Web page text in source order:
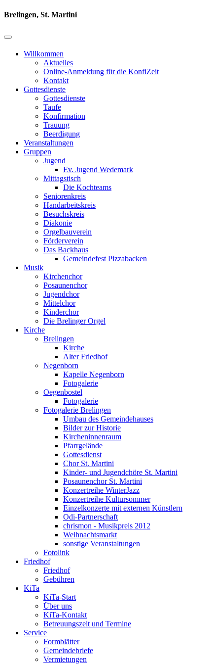
Brelingen, St. Martini
Willkommen
Aktuelles
Online-Anmeldung für die KonfiZeit
Kontakt
Gottesdienste
Gottesdienste
Taufe
Konfirmation
Trauung
Beerdigung
Veranstaltungen
Gruppen
Jugend
Ev. Jugend Wedemark
Mittagstisch
Die Kochteams
Seniorenkreis
Handarbeitskreis
Besuchskreis
Diakonie
Orgelbauverein
Förderverein
Das Backhaus
Gemeindefest Pizzabacken
Musik
Kirchenchor
Posaunenchor
Jugendchor
Mittelchor
Kinderchor
Die Brelinger Orgel
Kirche
Brelingen
Kirche
Alter Friedhof
Negenborn
Kapelle Negenborn
Fotogalerie
Oegenbostel
Fotogalerie
Fotogalerie Brelingen
Umbau des Gemeindehauses
Bilder zur Historie
Kircheninnenraum
Pfarrgelände
Gottesdienst
Chor St. Martini
Kinder- und Jugendchöre St. Martini
Posaunenchor St. Martini
Konzertreihe WinterJazz
Konzertreihe Kultursommer
Einzelkonzerte mit externen Künstlern
Odi-Partnerschaft
chrismon - Musikpreis 2012
Weihnachtsmarkt
sonstige Veranstaltungen
Fotolink
Friedhof
Friedhof
Gebühren
KiTa
KiTa-Start
Über uns
KiTa-Kontakt
Betreuungszeit und Termine
Service
Formblätter
Gemeindebriefe
Vermietungen